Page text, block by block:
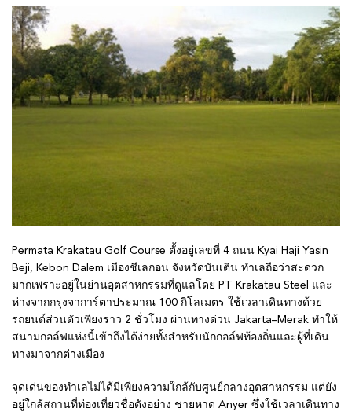
Permata Krakatau Golf Course ตั้งอยู่เลขที่ 4 ถนน Kyai Haji Yasin
Beji, Kebon Dalem เมืองชีเลกอน จังหวัดบันเติน ทำเลถือว่าสะดวก
มากเพราะอยู่ในย่านอุตสาหกรรมที่ดูแลโดย PT Krakatau Steel และ
ห่างจากกรุงจาการ์ตาประมาณ 100 กิโลเมตร ใช้เวลาเดินทางด้วย
รถยนต์ส่วนตัวเพียงราว 2 ชั่วโมง ผ่านทางด่วน Jakarta–Merak ทำให้
สนามกอล์ฟแห่งนี้เข้าถึงได้ง่ายทั้งสำหรับนักกอล์ฟท้องถิ่นและผู้ที่เดิน
ทางมาจากต่างเมือง
จุดเด่นของทำเลไม่ได้มีเพียงความใกล้กับศูนย์กลางอุตสาหกรรม แต่ยัง
อยู่ใกล้สถานที่ท่องเที่ยวชื่อดังอย่าง ชายหาด Anyer ซึ่งใช้เวลาเดินทาง